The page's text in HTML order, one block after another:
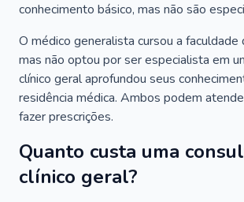
conhecimento básico, mas não são
O médico generalista cursou a faculdade
mas não optou por ser especialista em
clínico geral aprofundou seus
residência médica. Ambos podem
fazer prescrições.
Quanto custa uma
clínico geral?